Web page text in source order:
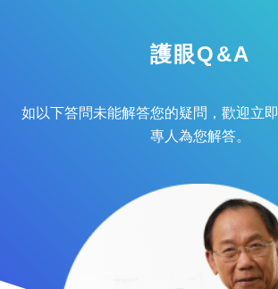
護眼Q&A
如以下答問未能解答您的疑問，歡迎立即
專人為您解答。